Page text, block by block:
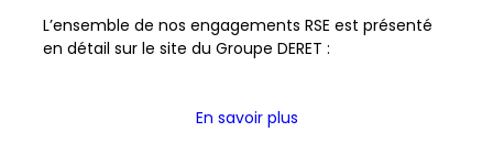
L’ensemble de nos engagements RSE est présenté
en détail sur le site du Groupe DERET :
En savoir plus